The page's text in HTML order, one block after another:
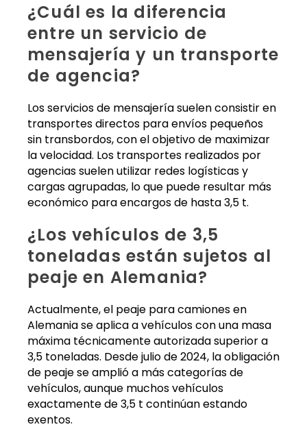
¿Cuál es la diferencia
entre un servicio de
mensajería y un transporte
de agencia?
Los servicios de mensajería suelen consistir en
transportes directos para envíos pequeños
sin transbordos, con el objetivo de maximizar
la velocidad. Los transportes realizados por
agencias suelen utilizar redes logísticas y
cargas agrupadas, lo que puede resultar más
económico para encargos de hasta 3,5 t.
¿Los vehículos de 3,5
toneladas están sujetos al
peaje en Alemania?
Actualmente, el peaje para camiones en
Alemania se aplica a vehículos con una masa
máxima técnicamente autorizada superior a
3,5 toneladas. Desde julio de 2024, la obligación
de peaje se amplió a más categorías de
vehículos, aunque muchos vehículos
exactamente de 3,5 t continúan estando
exentos.